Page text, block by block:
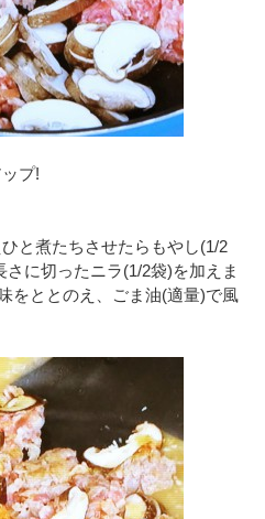
プ!
と煮たちさせたらもやし(1/2
に切ったニラ(1/2袋)を加えま
をととのえ、ごま油(適量)で風